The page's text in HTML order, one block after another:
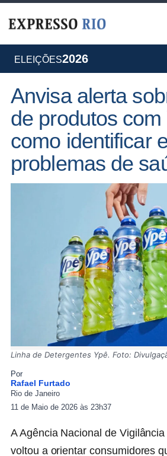
ELEIÇÕES2026
Anvisa alerta
de produtos com
como identificar
problemas de
Linha de Detergentes Ypê. Foto:
Por
Rafael Furtado
Rio de Janeiro
11 de Maio de 2026 às 23h37
A Agência Nacional de
voltou a orientar consumidores